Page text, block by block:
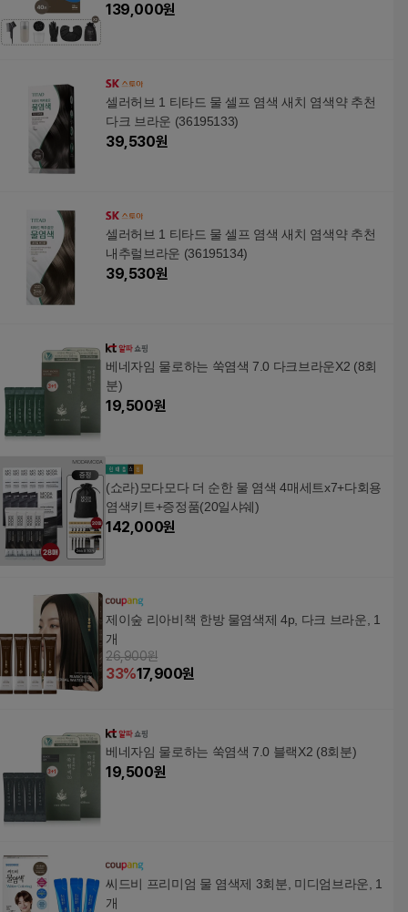
139,000원
셀러허브 1 티타드 물 셀프 염색 새치 염색약 추천
다크 브라운 (36195133)
39,530원
셀러허브 1 티타드 물 셀프 염색 새치 염색약 추천
내추럴브라운 (36195134)
39,530원
베네자임 물로하는 쑥염색 7.0 다크브라운X2 (8회
분)
19,500원
(쇼라)모다모다 더 순한 물 염색 4매세트x7+다회용
염색키트+증정품(20일샤쉐)
142,000원
제이숲 리아비책 한방 물염색제 4p, 다크 브라운, 1
개
26,900원
33%17,900원
베네자임 물로하는 쑥염색 7.0 블랙X2 (8회분)
19,500원
씨드비 프리미엄 물 염색제 3회분, 미디엄브라운, 1
개